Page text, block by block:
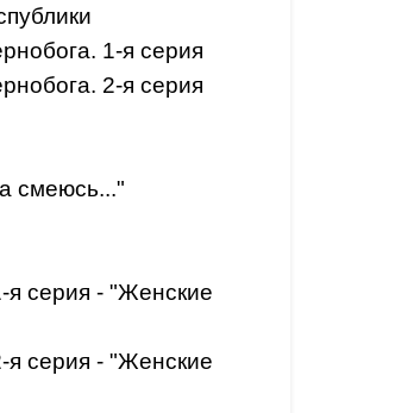
1-я серия
2-я серия
смеюсь..."
я серия - "Женские
я серия - "Женские